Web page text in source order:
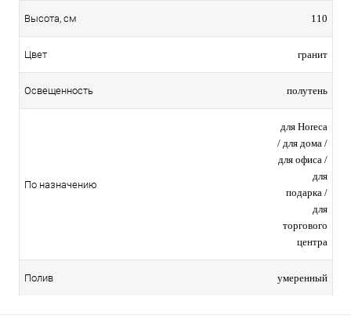
Высота, см 110
Цвет гранит
Освещенность полутень
По назначению
для Horeca
/ для дома /
для офиса /
для
подарка /
для
торгового
центра
Полив умеренный